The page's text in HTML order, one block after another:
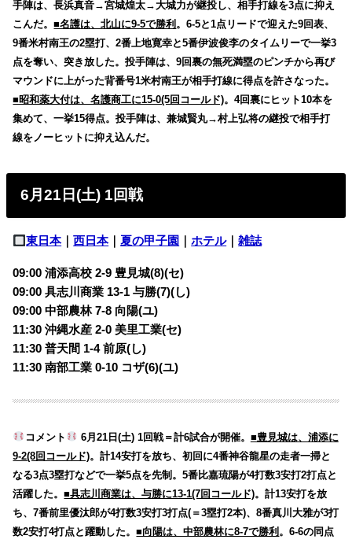
手陣は、長浜真音→宮城煌太→大城力が継投し、相手打線を3点に抑え
こんだ。■名護は、北山に9-5で勝利 。6-5と1点リードで迎えた9回表、
9番米村南王の2塁打、2番上地寛幸と5番伊波俊李のタイムリーで一挙3
点を奪い、突き放した。投手陣は、9回裏の無死満塁のピンチから再び
マウンドに上がった背番号1米村南王が相手打線に得点を許さなった。
■昭和薬大付は、名護商工に15-0(5回コールド)。4回裏にヒット10本を
集めて、一挙15得点。投手陣は、兼城賢丸→村上弘将の継投で相手打
線をノーヒットに抑え込んだ。
6月21日(土) 1回戦
東日本｜西日本｜夏の甲子園 ｜ホテル｜雑誌
09:00 浦添高校 2-9 豊見城(8)(セ)
09:00 具志川商業 13-1 与勝(7)(し)
09:00 中部農林 7-8 向陽(ユ)
11:30 沖縄水産 2-0 美里工業(セ)
11:30 普天間 1-4 前原(し)
11:30 南部工業 0-10 コザ(6)(ユ)
コメント 6月21日(土) 1回戦＝計6試合が開催。 ■豊見城は、浦添に
9-2(8回コールド)。計14安打を放ち、初回に4番神谷龍星の走者一掃と
なる3点3塁打などで一挙5点を先制。5番比嘉琉陽が4打数3安打2打点と
活躍した。■具志川商業は、与勝に13-1(7回コールド)。計13安打を放
ち、7番前里優汰郎が4打数3安打3打点(＝3塁打2本)、8番真川大雅が3打
数2安打4打点と躍動した。■向陽は、中部農林に8-7で勝利 。6-6の同点